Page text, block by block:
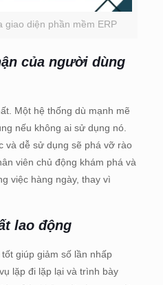
giao diện phần mềm ERP
của người dùng
Một hệ thống dù mạnh mẽ
nếu không ai sử dụng nó.
và dễ sử dụng sẽ phá vỡ rào
viên chủ động khám phá và
việc hàng ngày, thay vì
lao động
giúp giảm số lần nhấp
lặp đi lặp lại và trình bày